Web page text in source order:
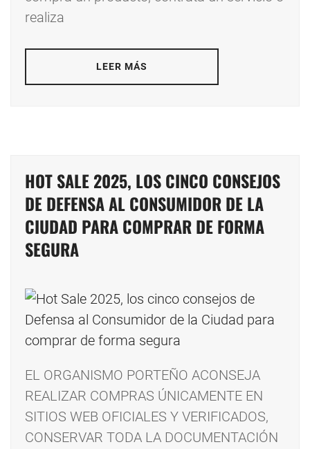
realiza
LEER MÁS
HOT SALE 2025, LOS CINCO CONSEJOS
DE DEFENSA AL CONSUMIDOR DE LA
CIUDAD PARA COMPRAR DE FORMA
SEGURA
EL ORGANISMO PORTEÑO ACONSEJA
REALIZAR COMPRAS ÚNICAMENTE EN
SITIOS WEB OFICIALES Y VERIFICADOS,
CONSERVAR TODA LA DOCUMENTACIÓN